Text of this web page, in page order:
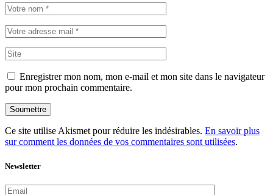
Enregistrer mon nom, mon e-mail et mon site dans le navigateur
pour mon prochain commentaire.
Soumettre
Ce site utilise Akismet pour réduire les indésirables. En savoir plus
sur comment les données de vos commentaires sont utilisées.
Newsletter